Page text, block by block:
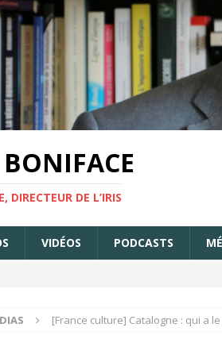
DIRECTEUR DE L’IRIS
VIDÉOS PODCASTS
[France culture] Catalogne : qui a le